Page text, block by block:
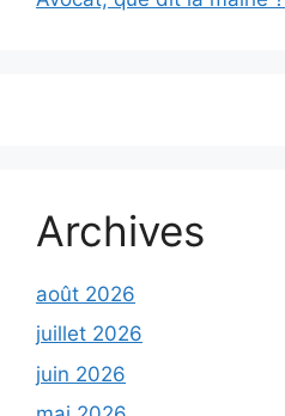
Archives
août 2026
juillet 2026
juin 2026